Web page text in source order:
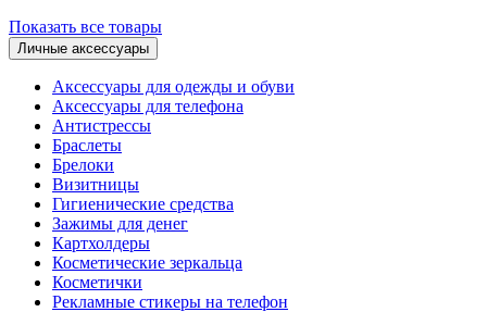
Показать все товары
Личные аксессуары
Аксессуары для одежды и обуви
Аксессуары для телефона
Антистрессы
Браслеты
Брелоки
Визитницы
Гигиенические средства
Зажимы для денег
Картхолдеры
Косметические зеркальца
Косметички
Рекламные стикеры на телефон